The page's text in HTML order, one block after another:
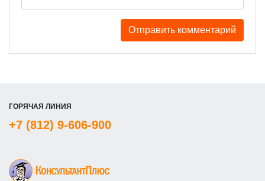
ГОРЯЧАЯ ЛИНИЯ
+7 (812) 9-606-900